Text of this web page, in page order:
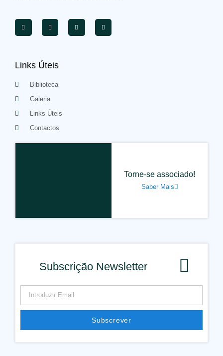
Links Úteis
Biblioteca
Galeria
Links Úteis
Contactos
Torne-se associado!
Saber Mais
Subscrição Newsletter
Subscrever